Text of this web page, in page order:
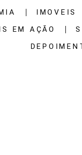
IMOVEIS
EM AÇÃO